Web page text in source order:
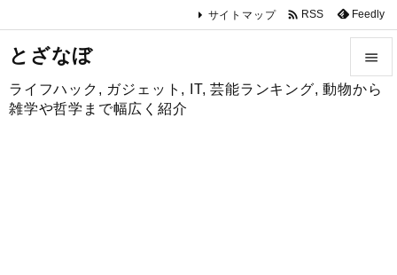
とざなぼ
ライフハック, ガジェット, IT, 芸能ランキング, 動物から
雑学や哲学まで幅広く紹介


サイトマップ  RSS Feedly